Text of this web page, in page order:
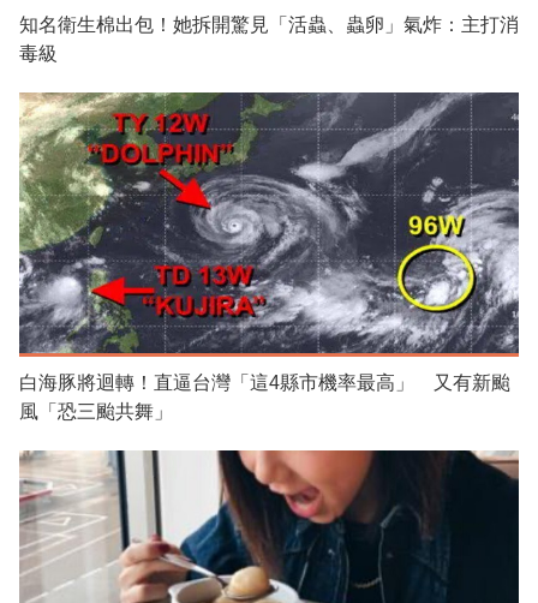
知名衛生棉出包！她拆開驚見「活蟲、蟲卵」氣炸：主打消
毒級
白海豚將迴轉！直逼台灣「這4縣市機率最高」 又有新颱
風「恐三颱共舞」